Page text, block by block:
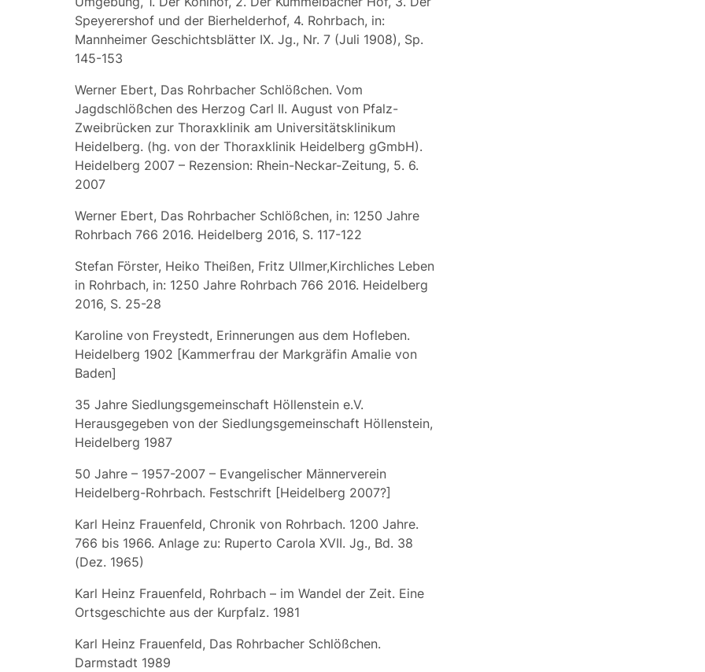
Speyerershof und der Bierhelderhof, 4. Rohrbach, in:
Mannheimer Geschichtsblätter IX. Jg., Nr. 7 (Juli 1908), Sp.
145-153
Werner Ebert, Das Rohrbacher Schlößchen. Vom
Jagdschlößchen des Herzog Carl II. August von Pfalz-
Zweibrücken zur Thoraxklinik am Universitätsklinikum
Heidelberg. (hg. von der Thoraxklinik Heidelberg gGmbH).
Heidelberg 2007 – Rezension: Rhein-Neckar-Zeitung, 5. 6.
2007
Werner Ebert, Das Rohrbacher Schlößchen, in: 1250 Jahre
Rohrbach 766 2016. Heidelberg 2016, S. 117-122
Stefan Förster, Heiko Theißen, Fritz Ullmer,Kirchliches Leben
in Rohrbach, in: 1250 Jahre Rohrbach 766 2016. Heidelberg
2016, S. 25-28
Karoline von Freystedt, Erinnerungen aus dem Hofleben.
Heidelberg 1902 [Kammerfrau der Markgräfin Amalie von
Baden]
35 Jahre Siedlungsgemeinschaft Höllenstein e.V.
Herausgegeben von der Siedlungsgemeinschaft Höllenstein,
Heidelberg 1987
50 Jahre – 1957-2007 – Evangelischer Männerverein
Heidelberg-Rohrbach. Festschrift [Heidelberg 2007?]
Karl Heinz Frauenfeld, Chronik von Rohrbach. 1200 Jahre.
766 bis 1966. Anlage zu: Ruperto Carola XVII. Jg., Bd. 38
(Dez. 1965)
Karl Heinz Frauenfeld, Rohrbach – im Wandel der Zeit. Eine
Ortsgeschichte aus der Kurpfalz. 1981
Karl Heinz Frauenfeld, Das Rohrbacher Schlößchen.
Darmstadt 1989